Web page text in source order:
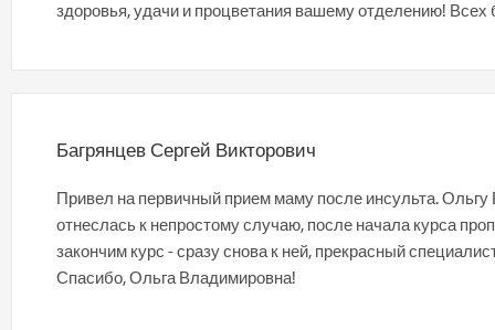
здоровья, удачи и процветания вашему отделению! Всех
Багрянцев Сергей Викторович
Привел на первичный прием маму после инсульта.
отнеслась к непростому случаю, после начала курса
закончим курс - сразу снова к ней, прекрасный
Спасибо, Ольга Владимировна!